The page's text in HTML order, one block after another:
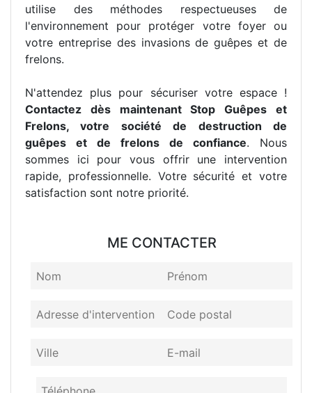
utilise des méthodes respectueuses de
l'environnement pour protéger votre foyer ou
votre entreprise des invasions de guêpes et de
frelons.
N'attendez plus pour sécuriser votre espace !
Contactez dès maintenant Stop Guêpes et
Frelons, votre société de destruction de
guêpes et de frelons de confiance. Nous
sommes ici pour vous offrir une intervention
rapide, professionnelle. Votre sécurité et votre
satisfaction sont notre priorité.
ME CONTACTER